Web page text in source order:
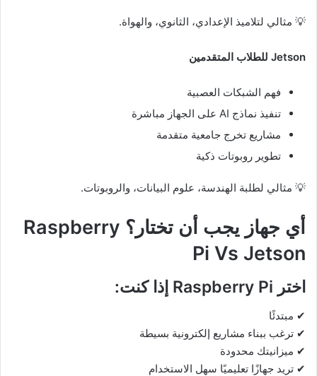
💡 مثالي لتلاميذ الإعدادي، الثانوي، والهواة.
Jetson للطلاب المتقدمين
فهم الشبكات العصبية
تنفيذ نماذج AI على الجهاز مباشرة
مشاريع تخرج جامعية متقدمة
تطوير روبوتات ذكية
💡 مثالي لطلبة الهندسة، علوم البيانات، والروبوتات.
أي جهاز يجب أن تختار؟ Raspberry
Pi Vs Jetson
اختر Raspberry Pi إذا كنت:
✔ مبتدئًا
✔ ترغب ببناء مشاريع إلكترونية بسيطة
✔ ميزانيتك محدودة
✔ تريد جهازًا تعليميًا سهل الاستخدام